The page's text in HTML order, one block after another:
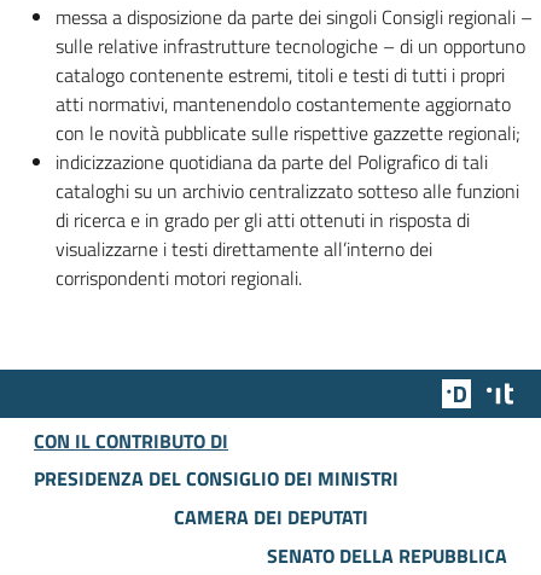
messa a disposizione da parte dei singoli Consigli regionali –
sulle relative infrastrutture tecnologiche – di un opportuno
catalogo contenente estremi, titoli e testi di tutti i propri
atti normativi, mantenendolo costantemente aggiornato
con le novità pubblicate sulle rispettive gazzette regionali;
indicizzazione quotidiana da parte del Poligrafico di tali
cataloghi su un archivio centralizzato sotteso alle funzioni
di ricerca e in grado per gli atti ottenuti in risposta di
visualizzarne i testi direttamente all’interno dei
corrispondenti motori regionali.
Team
CON IL CONTRIBUTO DI
PRESIDENZA DEL CONSIGLIO DEI MINISTRI
CAMERA DEI DEPUTATI
SENATO DELLA REPUBBLICA